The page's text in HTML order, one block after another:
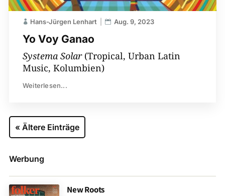
Yo Voy Ganao
Hans-Jürgen Lenhart Aug. 9, 2023
Systema Solar (Tropical, Urban Latin
Music, Kolumbien)
Weiterlesen...
« Ältere Einträge
Werbung
New Roots